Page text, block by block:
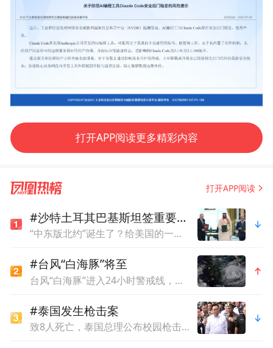
打开APP阅读更多精彩内容
打开APP阅读
#沙特土耳其巴基斯坦签重要协议
“中东版北约”诞生了？给美国的一个强烈信号
#台风“白海豚”将至
台风“白海豚”进入24小时警戒线，最新登陆点预判
#泰国发生枪击案
致8人死亡，泰国总理公布校园枪击案枪手作案动机